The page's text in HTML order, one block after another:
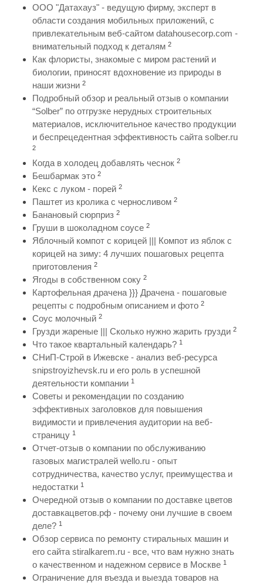
ООО "Датахауз" - ведущую фирму, эксперт в
области создания мобильных приложений, с
привлекательным веб-сайтом datahousecorp.com -
внимательный подход к деталям 2
Как флористы, знакомые с миром растений и
биологии, приносят вдохновение из природы в
наши жизни 2
Подробный обзор и реальный отзыв о компании
“Solber” по отгрузке нерудных строительных
материалов, исключительное качество продукции
и беспрецедентная эффективность сайта solber.ru
2
Когда в холодец добавлять чеснок 2
Бешбармак это 2
Кекс с луком - порей 2
Паштет из кролика с черносливом 2
Банановый сюрприз 2
Груши в шоколадном соусе 2
Яблочный компот с корицей ||| Компот из яблок с
корицей на зиму: 4 лучших пошаговых рецепта
приготовления 2
Ягоды в собственном соку 2
Картофельная драчена }}} Драчена - пошаговые
рецепты с подробным описанием и фото 2
Соус молочный 2
Грузди жареные ||| Сколько нужно жарить грузди 2
Что такое квартальный календарь? 1
СНиП-Строй в Ижевске - анализ веб-ресурса
snipstroyizhevsk.ru и его роль в успешной
деятельности компании 1
Советы и рекомендации по созданию
эффективных заголовков для повышения
видимости и привлечения аудитории на веб-
страницу 1
Отчет-отзыв о компании по обслуживанию
газовых магистралей wello.ru - опыт
сотрудничества, качество услуг, преимущества и
недостатки 1
Очередной отзыв о компании по доставке цветов
доставкацветов.рф - почему они лучшие в своем
деле? 1
Обзор сервиса по ремонту стиральных машин и
его сайта stiralkarem.ru - все, что вам нужно знать
о качественном и надежном сервисе в Москве 1
Ограничение для въезда и выезда товаров на